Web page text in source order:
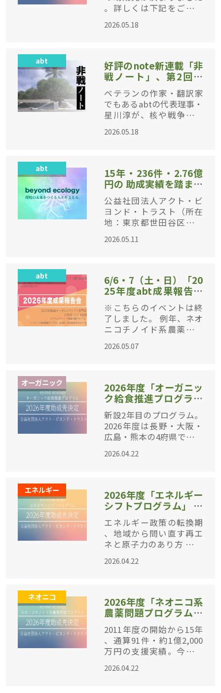
。詳しくは下記をご参照
シフト部門／ネオニコチ
2026.05.18
好評のnote新連載「非
戦ノート」、第2回公
開！
ベテランの作家・翻訳家
でもあるabtの代表理事・
星川淳が、核や戦争をめ
を念頭に始めた「非戦ノ
おり、昨年11月の第1回に
続き、かなり
2026.05.18
abt
15年・236件・2.76億
円の 助成実績を踏まえ
、新コンセプト「beyo
nd ecology（ビヨンド
・エコロジー）」を発
表
公益社団法人アクト・ビ
ヨンド・トラスト（所在
地：東京都世田谷区／代
bt」）は、2026年度の活
エコロジー）環境の
2026.05.11
abt
6/6・7（土・日）「20
25年度abt成果報告会
（4プログラム）」オ
ンライン開催！
※こちらのイベントは終
了しました。 例年、ネオ
ニコチノイド系農薬問題
行なっていた前年度の成
それぞれの助成成果を発
表して
2026.05.07
abt
2026年度「オーガニッ
ク給食推進プログラム
」の採択企画を決定
新設2年目のプログラム。
2026年度は長野・大阪・
広島・熊本の4府県で「は
アップ」2コース計4件・
ヨンド・トラスト
2026.04.22
オーガニック
2026年度「エネルギー
シフトプログラム」 の
採択企画を決定
エネルギー政策の転換期
、地域から問い直す再エ
ネと原子力のあり方 政府
画で原発活用に大きく舵
く今。公益社団法人アク
ト・ビヨンド
2026.04.22
エネルギー
2026年度「ネオニコ系
農薬問題プログラム」
の採択企画を決定
2011年度の開始から15年
、通算91件・約1億2,000
万円の支援実績。今年度
・家庭内環境を対象とし
2026.04.22
ネオニコ